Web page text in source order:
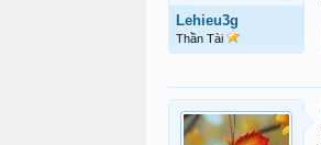
Lehieu3g
Thần Tài